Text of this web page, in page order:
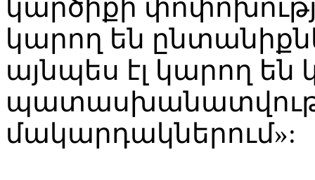
կարծիքի
կարող են
այնպես էլ կարող են
մակարդակներում»: